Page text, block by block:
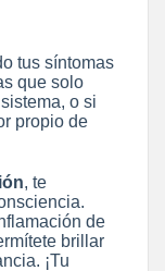
tus síntomas
que solo
o si
propio de
, te
de
brillar
¡Tu